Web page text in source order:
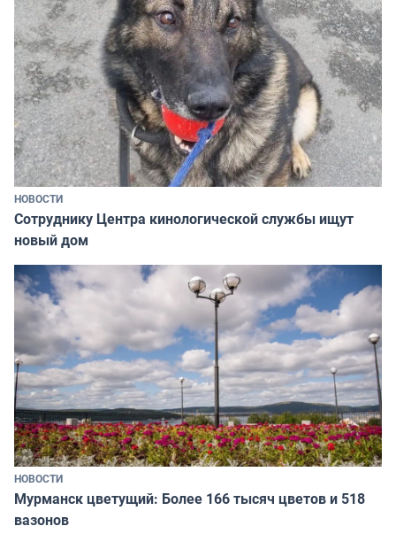
НОВОСТИ
Сотруднику Центра кинологической службы ищут
новый дом
НОВОСТИ
Мурманск цветущий: Более 166 тысяч цветов и 518
вазонов